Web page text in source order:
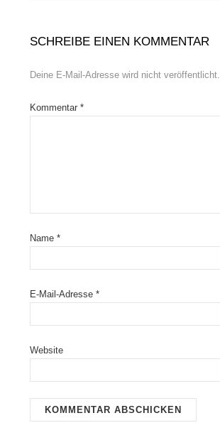
SCHREIBE EINEN KOMMENTAR
Deine E-Mail-Adresse wird nicht veröffentlicht.
Kommentar *
Name *
E-Mail-Adresse *
Website